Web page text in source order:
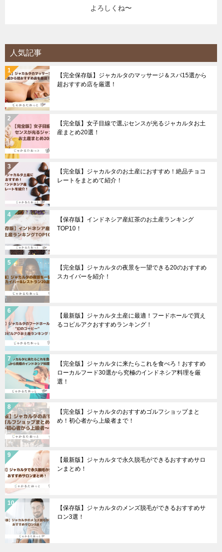
よろしくね〜
人気記事
【完全保存版】ジャカルタのマッサージ＆スパ15選から
超おすすめ店を厳選！
【完全版】女子目線で選ぶセンスが光るジャカルタお土
産まとめ20選！
【完全版】ジャカルタのお土産におすすめ！絶品チョコ
レートをまとめて紹介！
【保存版】インドネシア産紅茶のお土産ランキング
TOP10！
【完全版】ジャカルタの夜景を一望できる20のおすすめ
スカイバーを紹介！
【最新版】ジャカルタ土産に最適！フードホールで買え
るコピルアクおすすめランキング！
【完全版】ジャカルタに来たらこれを食べろ！おすすめ
ローカルフード30選から究極のインドネシア料理を厳
選！
【完全版】ジャカルタのおすすめゴルフショップまと
め！初心者から上級者まで！
【最新版】ジャカルタで永久脱毛ができるおすすめサロ
ンまとめ！
【保存版】ジャカルタのメンズ脱毛ができるおすすめサ
ロン3選！